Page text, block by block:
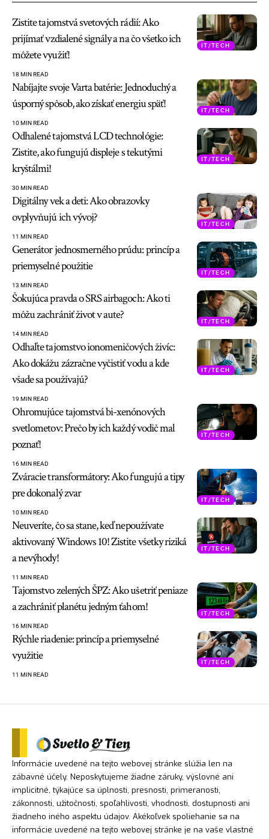
IT/TECH
Zistite tajomstvá svetových rádií: Ako
prijímať vzdialené signály a na čo všetko ich
môžete využiť!
18 MIN READ
IT/TECH
Nabíjajte svoje Varta batérie: Jednoduchý a
úsporný spôsob, ako získať energiu späť!
10 MIN READ
IT/TECH
Odhalené tajomstvá LCD technológie:
Zistite, ako fungujú displeje s tekutými
kryštálmi!
30 MIN READ
IT/TECH
Digitálny vek a deti: Ako obrazovky
ovplyvňujú ich vývoj?
11 MIN READ
IT/TECH
Generátor jednosmerného prúdu: princíp a
priemyselné použitie
13 MIN READ
IT/TECH
Šokujúca pravda o SRS airbagoch: Ako ti
môžu zachrániť život v aute?
14 MIN READ
IT/TECH
Odhaľte tajomstvo ionomeničových živíc:
Ako dokážu zázračne vyčistiť vodu a kde
všade sa používajú?
19 MIN READ
IT/TECH
Ohromujúce tajomstvá bi-xenónových
svetlometov: Prečo by ich každý vodič mal
poznať!
16 MIN READ
IT/TECH
Zváracie transformátory: Ako fungujú a tipy
pre dokonalý zvar
10 MIN READ
IT/TECH
Neuveríte, čo sa stane, keď nepoužívate
aktivovaný Windows 10! Zistite všetky riziká
a nevýhody!
11 MIN READ
IT/TECH
Tajomstvo zelených ŠPZ: Ako ušetriť peniaze
a zachrániť planétu jedným ťahom!
16 MIN READ
IT/TECH
Rýchle riadenie: princíp a priemyselné
využitie
11 MIN READ
Informácie uvedené na tejto webovej stránke slúžia len na
zábavné účely. Neposkytujeme žiadne záruky, výslovné ani
implicitné, týkajúce sa úplnosti, presnosti, primeranosti,
zákonnosti, užitočnosti, spoľahlivosti, vhodnosti, dostupnosti ani
žiadneho iného aspektu údajov. Akékoľvek spoliehanie sa na
informácie uvedené na tejto webovej stránke je na vaše vlastné